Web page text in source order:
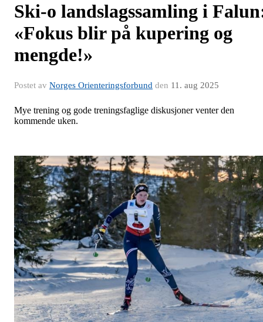
Ski-o landslagssamling i
«Fokus blir på kupering og
mengde!»
Postet av Norges Orienteringsforbund den 11. aug 2025
Mye trening og gode treningsfaglige diskusjoner venter den
kommende uken.